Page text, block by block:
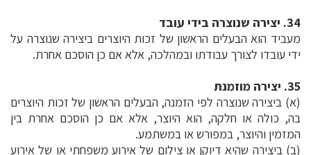
34. יצירה שנוצרה בידי עובד
מעביד הוא הבעלים הראשון של זכות היוצרים ביצירה שנוצרה על
ידי עובדו לצורך עבודתו ובמהלכה, אלא אם כן הוסכם אחרת.
35. יצירה מוזמנת
(א) ביצירה שנוצרה לפי הזמנה, הבעלים הראשון של זכות היוצרים
בה, כולה או חלקה, הוא היוצר, אלא אם כן הוסכם אחרת בין
המזמין והיוצר, במפורש או במשתמע.
(ב) ביצירה שהיא דיוקן או צילום של אירוע משפחתי או של אירוע